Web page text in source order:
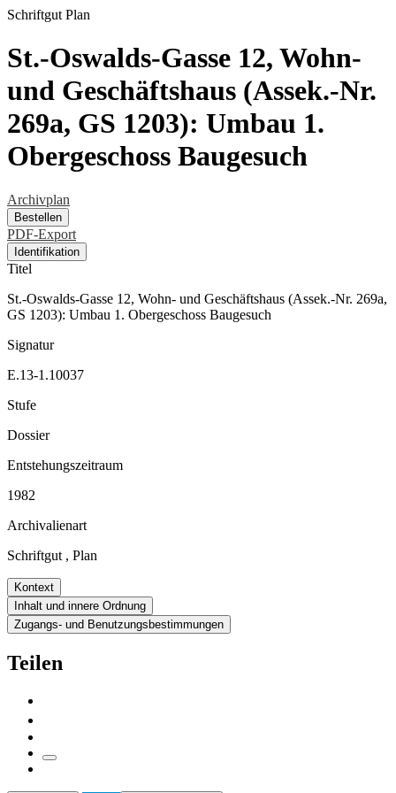
Schriftgut Plan
St.-Oswalds-Gasse 12, Wohn-
und Geschäftshaus (Assek.-Nr.
269a, GS 1203): Umbau 1.
Obergeschoss Baugesuch
Archivplan
Bestellen
PDF-Export
Identifikation
Titel
St.-Oswalds-Gasse 12, Wohn- und Geschäftshaus (Assek.-Nr. 269a,
GS 1203): Umbau 1. Obergeschoss Baugesuch
Signatur
E.13-1.10037
Stufe
Dossier
Entstehungszeitraum
1982
Archivalienart
Schriftgut , Plan
Kontext
Inhalt und innere Ordnung
Zugangs- und Benutzungsbestimmungen
Teilen